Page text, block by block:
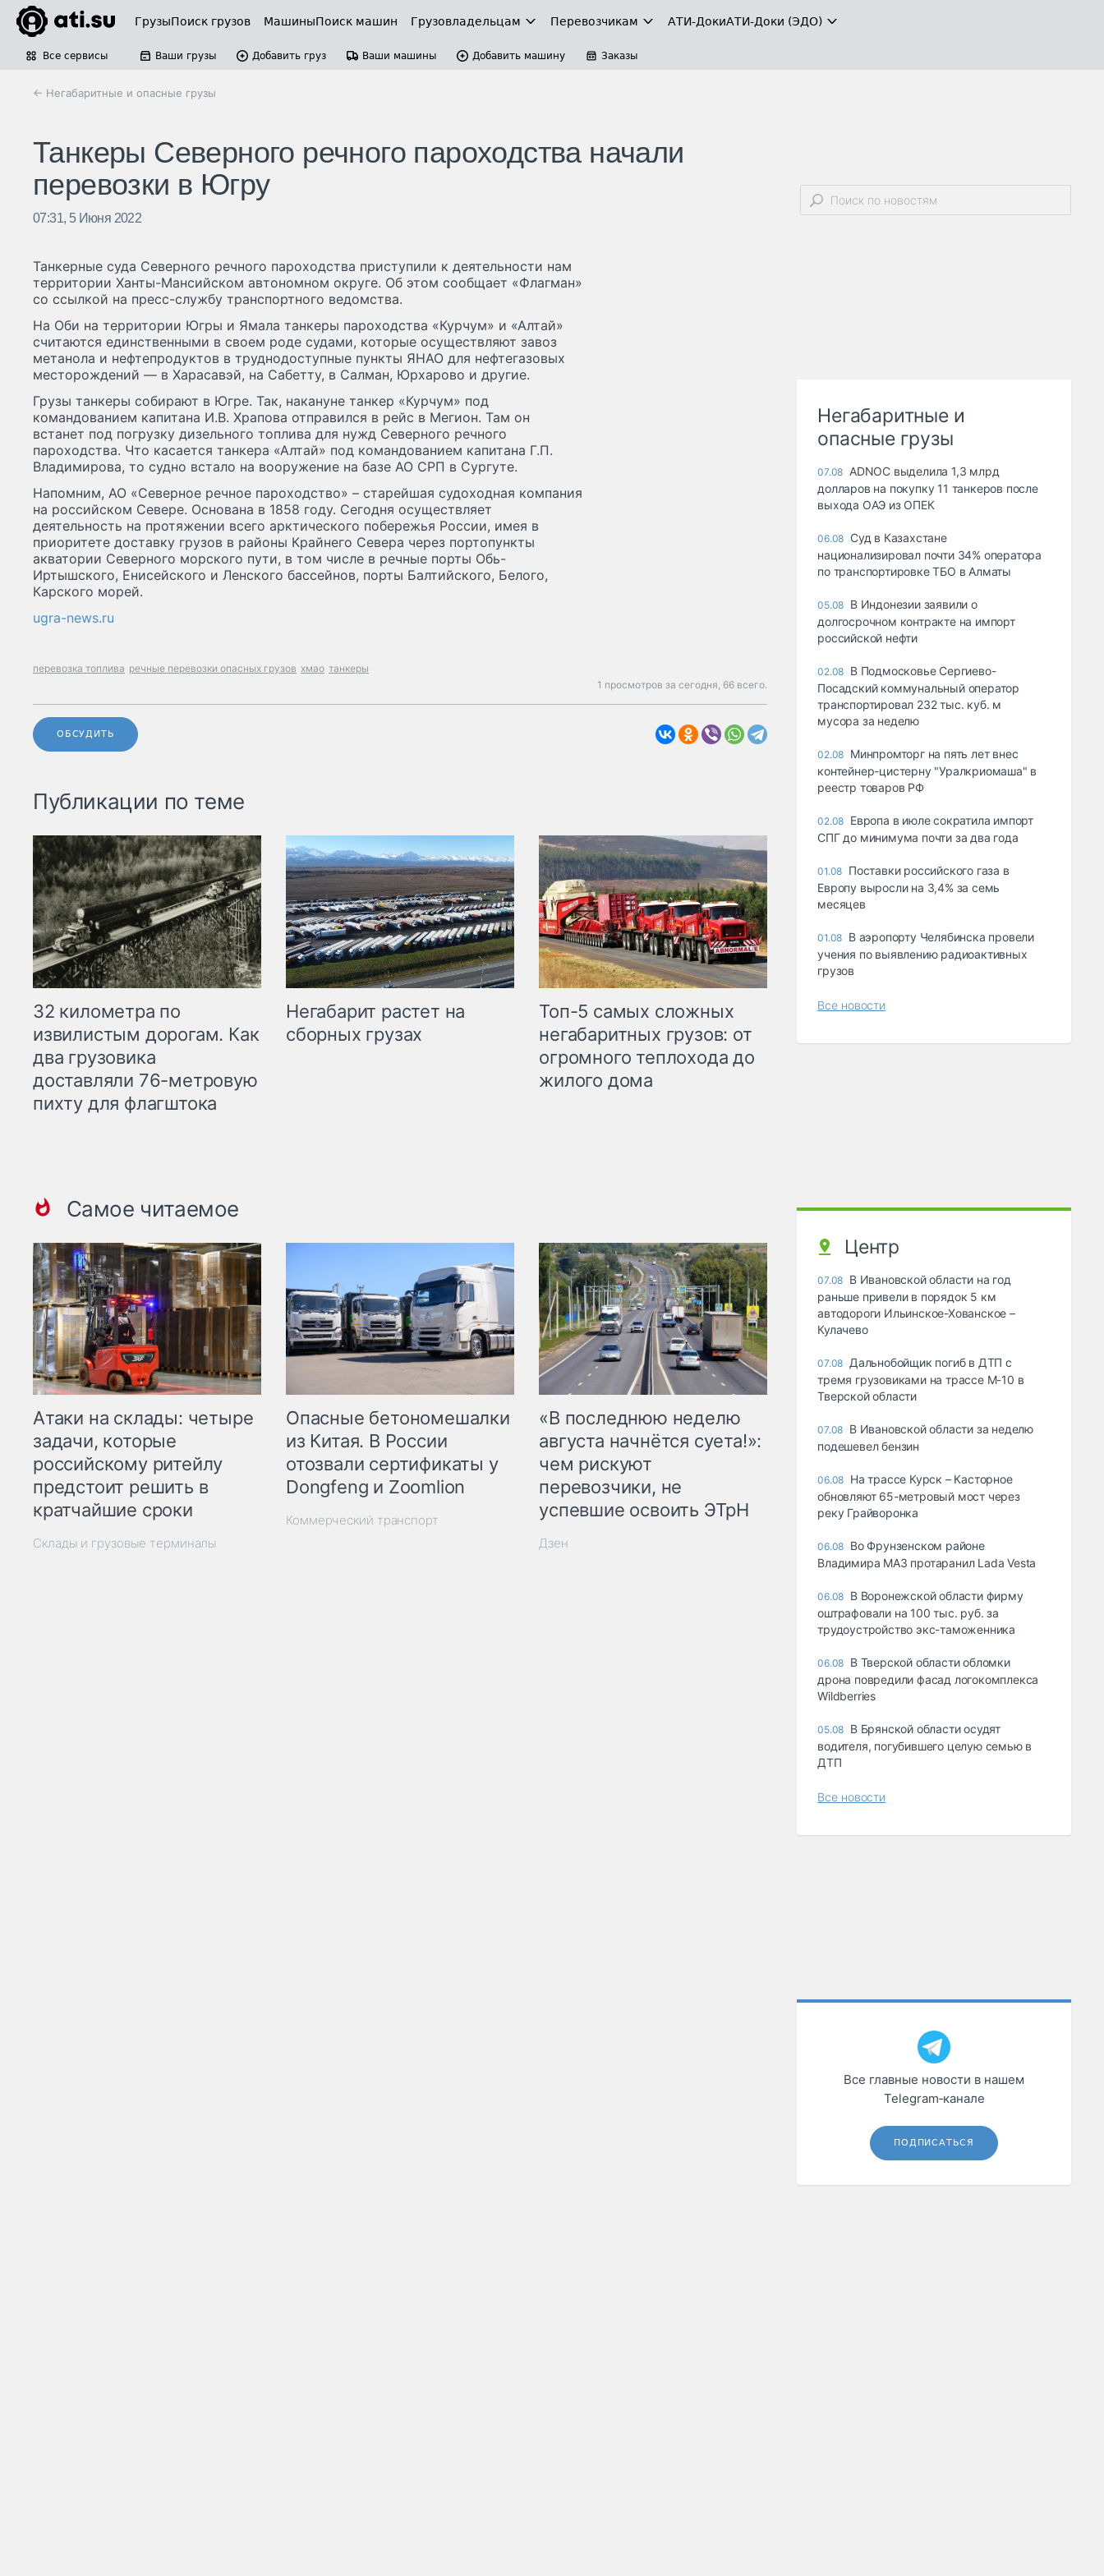
ГрузыПоиск грузов МашиныПоиск машин Грузовладельцам Перевозчикам АТИ-ДокиАТИ-Доки (ЭДО)
Все сервисы Ваши грузы Добавить груз Ваши машины Добавить машину Заказы
← Негабаритные и опасные грузы
Танкеры Северного речного пароходства начали
перевозки в Югру
07:31, 5 Июня 2022
Танкерные суда Северного речного пароходства приступили к деятельности нам
территории Ханты-Мансийском автономном округе. Об этом сообщает «Флагман»
со ссылкой на пресс-службу транспортного ведомства.
На Оби на территории Югры и Ямала танкеры пароходства «Курчум» и «Алтай»
считаются единственными в своем роде судами, которые осуществляют завоз
метанола и нефтепродуктов в труднодоступные пункты ЯНАО для нефтегазовых
месторождений — в Харасавэй, на Сабетту, в Салман, Юрхарово и другие.
Грузы танкеры собирают в Югре. Так, накануне танкер «Курчум» под
командованием капитана И.В. Храпова отправился в рейс в Мегион. Там он
встанет под погрузку дизельного топлива для нужд Северного речного
пароходства. Что касается танкера «Алтай» под командованием капитана Г.П.
Владимирова, то судно встало на вооружение на базе АО СРП в Сургуте.
Напомним, АО «Северное речное пароходство» – старейшая судоходная компания
на российском Севере. Основана в 1858 году. Сегодня осуществляет
деятельность на протяжении всего арктического побережья России, имея в
приоритете доставку грузов в районы Крайнего Севера через портопункты
акватории Северного морского пути, в том числе в речные порты Обь-
Иртышского, Енисейского и Ленского бассейнов, порты Балтийского, Белого,
Карского морей.
ugra-news.ru
перевозка топлива речные перевозки опасных грузов хмао танкеры
1 просмотров за сегодня, 66 всего.
ОБСУДИТЬ
Публикации по теме
32 километра по
извилистым дорогам. Как
два грузовика
доставляли 76-метровую
пихту для флагштока
Негабарит растет на
сборных грузах
Топ-5 самых сложных
негабаритных грузов: от
огромного теплохода до
жилого дома
Самое читаемое
Атаки на склады: четыре
задачи, которые
российскому ритейлу
предстоит решить в
кратчайшие сроки
Склады и грузовые терминалы
Опасные бетономешалки
из Китая. В России
отозвали сертификаты у
Dongfeng и Zoomlion
Коммерческий транспорт
«В последнюю неделю
августа начнётся суета!»:
чем рискуют
перевозчики, не
успевшие освоить ЭТрН
Дзен
Негабаритные и
опасные грузы
07.08 ADNOC выделила 1,3 млрд
долларов на покупку 11 танкеров после
выхода ОАЭ из ОПЕК
06.08 Суд в Казахстане
национализировал почти 34% оператора
по транспортировке ТБО в Алматы
05.08 В Индонезии заявили о
долгосрочном контракте на импорт
российской нефти
02.08 В Подмосковье Сергиево-
Посадский коммунальный оператор
транспортировал 232 тыс. куб. м
мусора за неделю
02.08 Минпромторг на пять лет внес
контейнер-цистерну "Уралкриомаша" в
реестр товаров РФ
02.08 Европа в июле сократила импорт
СПГ до минимума почти за два года
01.08 Поставки российского газа в
Европу выросли на 3,4% за семь
месяцев
01.08 В аэропорту Челябинска провели
учения по выявлению радиоактивных
грузов
Все новости
Центр
07.08 В Ивановской области на год
раньше привели в порядок 5 км
автодороги Ильинское-Хованское –
Кулачево
07.08 Дальнобойщик погиб в ДТП с
тремя грузовиками на трассе М-10 в
Тверской области
07.08 В Ивановской области за неделю
подешевел бензин
06.08 На трассе Курск – Касторное
обновляют 65-метровый мост через
реку Грайворонка
06.08 Во Фрунзенском районе
Владимира МАЗ протаранил Lada Vesta
06.08 В Воронежской области фирму
оштрафовали на 100 тыс. руб. за
трудоустройство экс-таможенника
06.08 В Тверской области обломки
дрона повредили фасад логокомплекса
Wildberries
05.08 В Брянской области осудят
водителя, погубившего целую семью в
ДТП
Все новости
Все главные новости в нашем
Telegram‑канале
ПОДПИСАТЬСЯ